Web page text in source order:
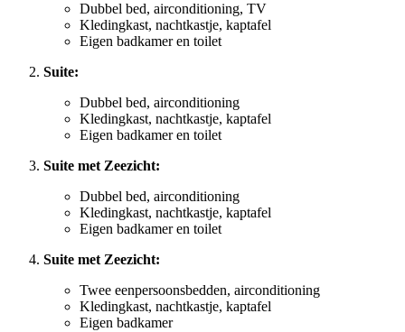
Dubbel bed, airconditioning, TV
Kledingkast, nachtkastje, kaptafel
Eigen badkamer en toilet
Suite:
Dubbel bed, airconditioning
Kledingkast, nachtkastje, kaptafel
Eigen badkamer en toilet
Suite met Zeezicht:
Dubbel bed, airconditioning
Kledingkast, nachtkastje, kaptafel
Eigen badkamer en toilet
Suite met Zeezicht:
Twee eenpersoonsbedden, airconditioning
Kledingkast, nachtkastje, kaptafel
Eigen badkamer